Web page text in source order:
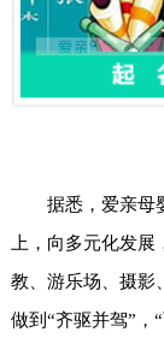
据悉，爱亲母
上，向多元化发
教、游乐场、摄影
做到“齐驱并驾”，